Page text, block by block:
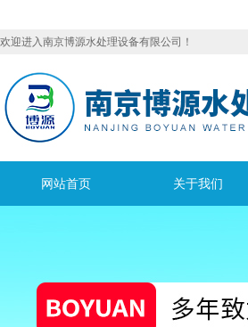
欢迎进入南京博源水处理设备有限公司！
网站首页 关于我们